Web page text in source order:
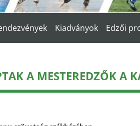
Kiadványok Edzői
A MESTEREDZŐK A